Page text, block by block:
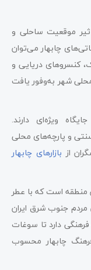
موقعیت ساحلی و
چابهار می‌توان
کنسروهای دریایی و
محلی شهر به‌وفور یافت
ویژه‌ای دارند.
و پارچه‌های محلی
از بازارهای چابهار
منطقه است که با عطر
جنوب شرق ایران
دارد تا سوغات
چابهار محسوب